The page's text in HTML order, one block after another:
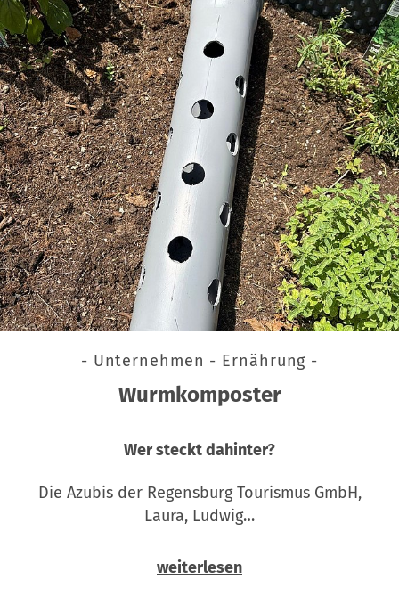
- Unternehmen - Ernährung -
Wurmkomposter
Wer steckt dahinter?
Die Azubis der Regensburg Tourismus GmbH,
Laura, Ludwig…
weiterlesen